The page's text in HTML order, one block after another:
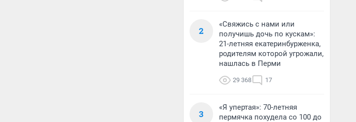
2
«Свяжись с нами или
получишь дочь по кускам»:
21-летняя екатеринбурженка,
родителям которой угрожали,
нашлась в Перми
29 368 17
3
«Я упертая»: 70-летняя
пермячка похудела со 100 до